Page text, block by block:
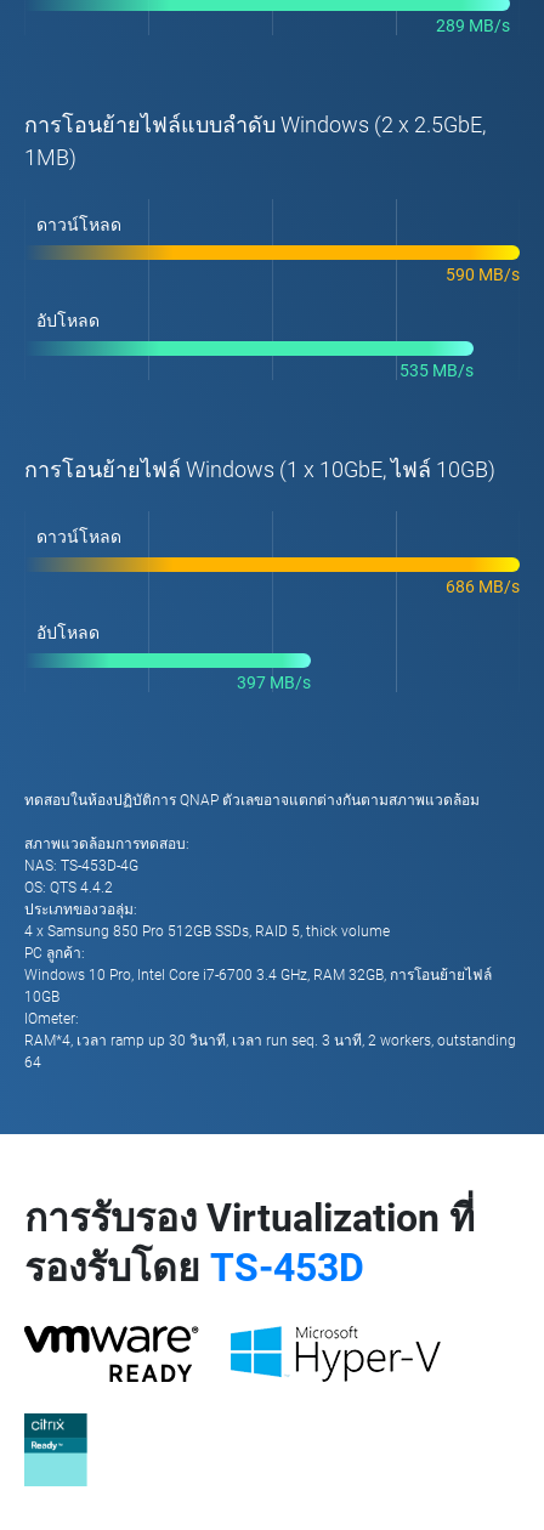
289 MB/s
การโอนย้ายไฟล์แบบลำดับ Windows (2 x 2.5GbE,
1MB)
ดาวน์โหลด
590 MB/s
อัปโหลด
535 MB/s
การโอนย้ายไฟล์ Windows (1 x 10GbE, ไฟล์ 10GB)
ดาวน์โหลด
686 MB/s
อัปโหลด
397 MB/s
ทดสอบในห้องปฏิบัติการ QNAP ตัวเลขอาจแตกต่างกันตามสภาพแวดล้อม
สภาพแวดล้อมการทดสอบ:
NAS: TS-453D-4G
OS: QTS 4.4.2
ประเภทของวอลุ่ม:
4 x Samsung 850 Pro 512GB SSDs, RAID 5, thick volume
PC ลูกค้า:
Windows 10 Pro, Intel Core i7-6700 3.4 GHz, RAM 32GB, การโอนย้ายไฟล์
10GB
IOmeter:
RAM*4, เวลา ramp up 30 วินาที, เวลา run seq. 3 นาที, 2 workers, outstanding
64
การรับรอง Virtualization ที่
รองรับโดย TS-453D